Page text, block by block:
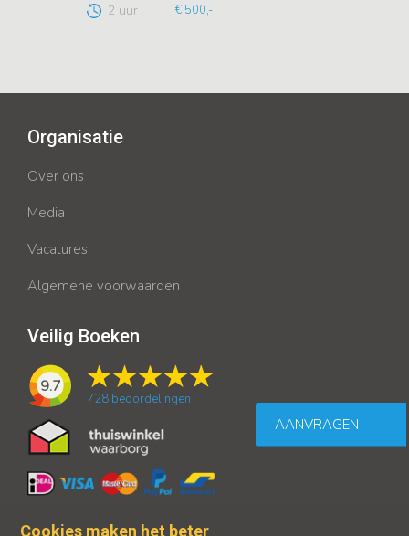
2 uur € 500,-
AANVRAGEN
Organisatie
Over ons
Media
Vacatures
Algemene voorwaarden
Veilig Boeken
9.7
728 beoordelingen
Cookies maken het beter